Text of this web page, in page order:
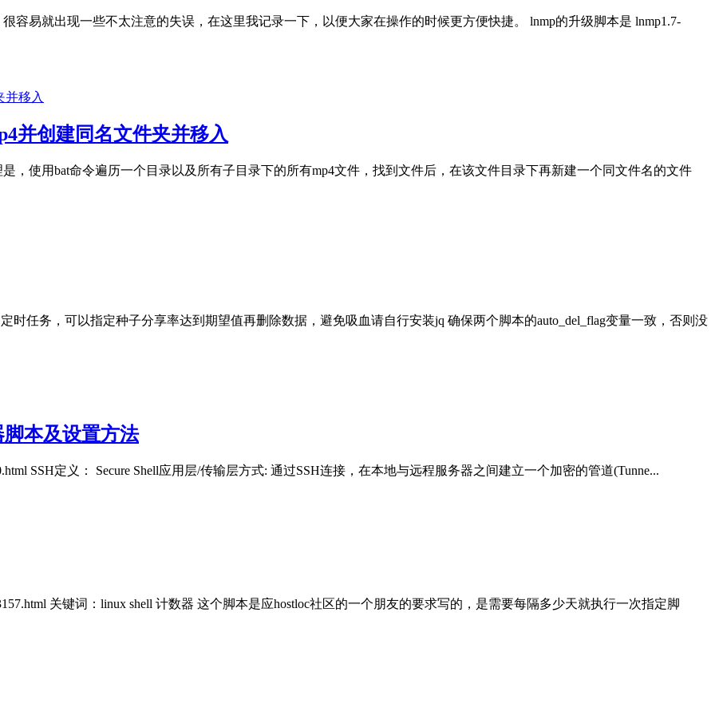
容易就出现一些不太注意的失误，在这里我记录一下，以便大家在操作的时候更方便快捷。 lnmp的升级脚本是 lnmp1.7-
并创建同名文件夹并移入
，使用bat命令遍历一个目录以及所有子目录下的所有mp4文件，找到文件后，在该文件目录下再新建一个同文件名的文件
时任务，可以指定种子分享率达到期望值再删除数据，避免吸血请自行安装jq 确保两个脚本的auto_del_flag变量一致，否则没
本及设置方法
SSH定义： Secure Shell应用层/传输层方式: 通过SSH连接，在本地与远程服务器之间建立一个加密的管道(Tunne...
关键词：linux shell 计数器 这个脚本是应hostloc社区的一个朋友的要求写的，是需要每隔多少天就执行一次指定脚